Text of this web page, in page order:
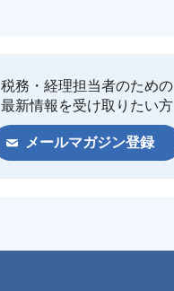
税務・経理担当者のための
最新情報を受け取りたい方
メールマガジン登録